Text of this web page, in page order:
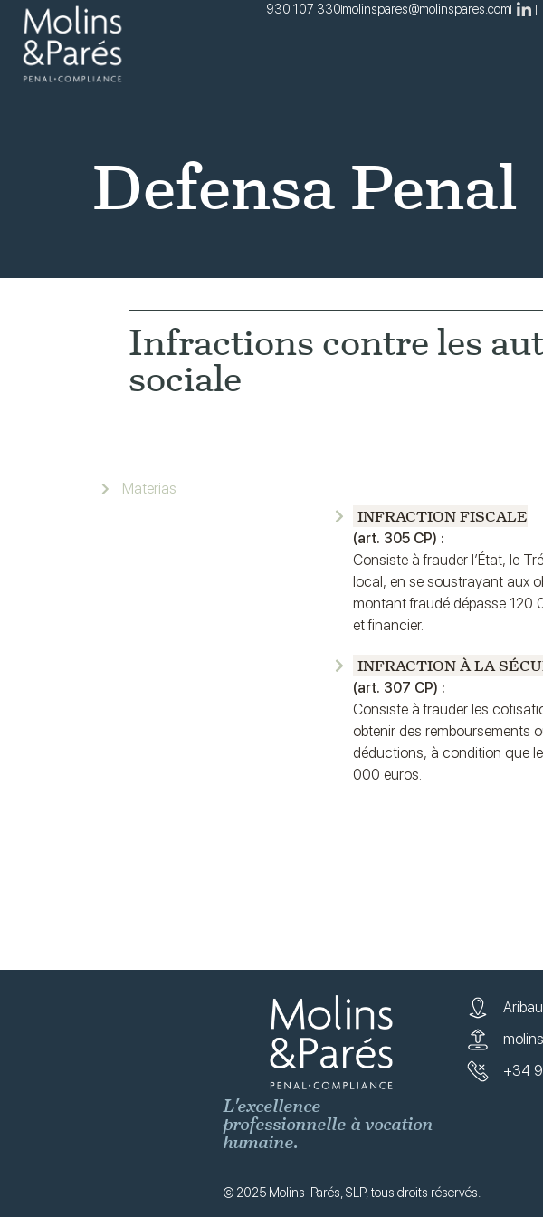
930 107 330molinspares@molinspares.com
Defensa Penal
Infractions contre les
sociale
Materias
INFRACTION FISCALE
(art. 305 CP) :
Consiste à frauder l’État, le
local, en se soustrayant aux
montant fraudé dépasse 120
et financier.
INFRACTION À LA
(art. 307 CP) :
Consiste à frauder les
obtenir des remboursements
déductions, à condition que
000 euros.
L'excellence
professionnelle à vocation
humaine.
+34
© 2025 Molins-Parés, SLP, tous droits réservés.